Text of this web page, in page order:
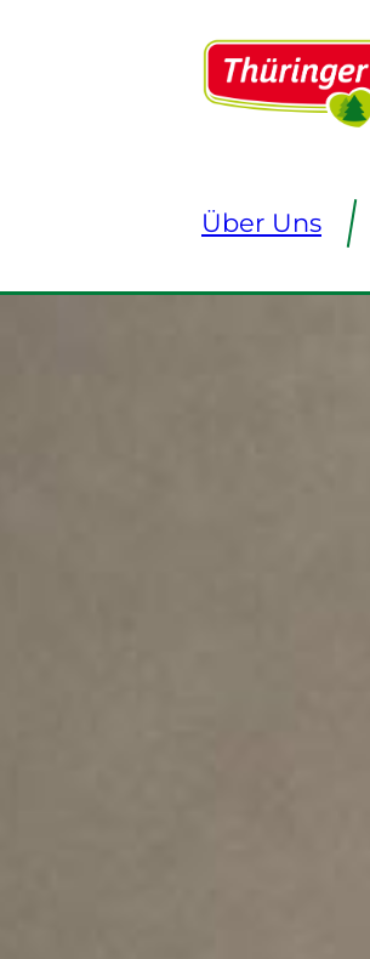
Über Uns